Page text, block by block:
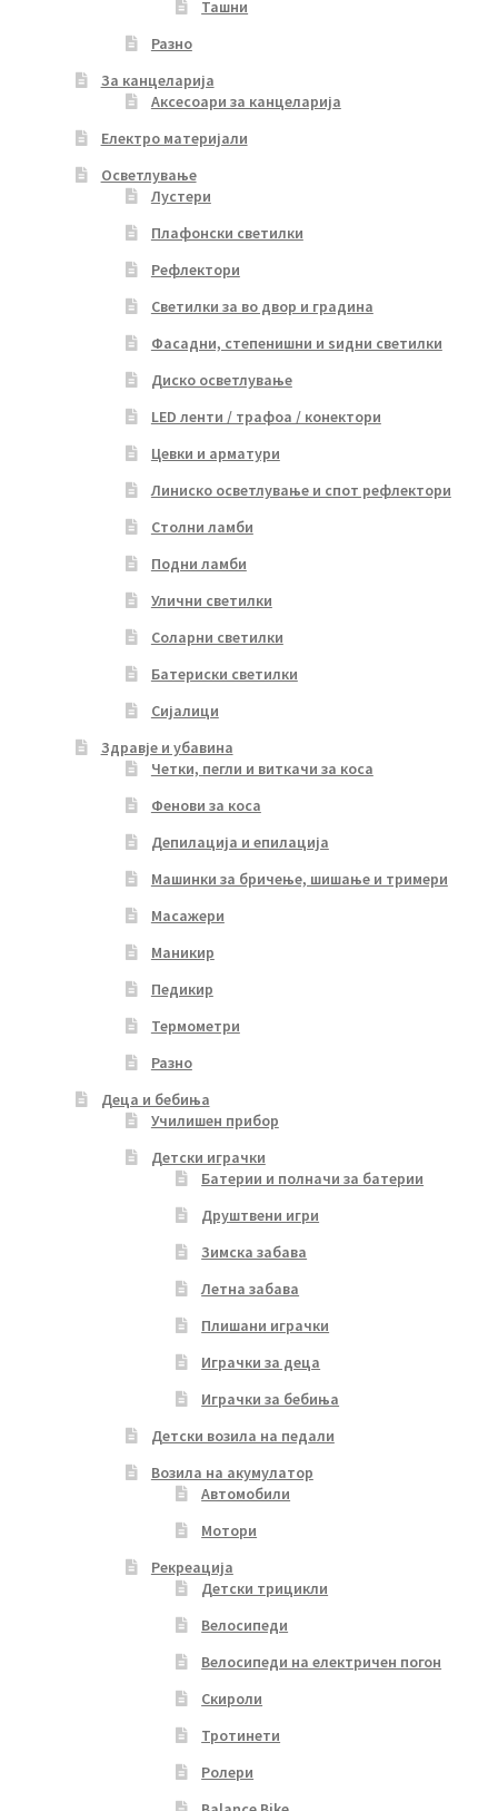
Ташни
Разно
За канцеларија
Аксесоари за канцеларија
Електро материјали
Осветлување
Лустери
Плафонски светилки
Рефлектори
Светилки за во двор и градина
Фасадни, степенишни и ѕидни светилки
Диско осветлување
LED ленти / трафоа / конектори
Цевки и арматури
Линиско осветлување и спот рефлектори
Столни ламби
Подни ламби
Улични светилки
Соларни светилки
Батериски светилки
Сијалици
Здравје и убавина
Четки, пегли и виткачи за коса
Фенови за коса
Депилација и епилација
Машинки за бричење, шишање и тримери
Масажери
Маникир
Педикир
Термометри
Разно
Деца и бебиња
Училишен прибор
Детски играчки
Батерии и полначи за батерии
Друштвени игри
Зимска забава
Летна забава
Плишани играчки
Играчки за деца
Играчки за бебиња
Детски возила на педали
Возила на акумулатор
Автомобили
Мотори
Рекреација
Детски трицикли
Велосипеди
Велосипеди на електричен погон
Скироли
Тротинети
Ролери